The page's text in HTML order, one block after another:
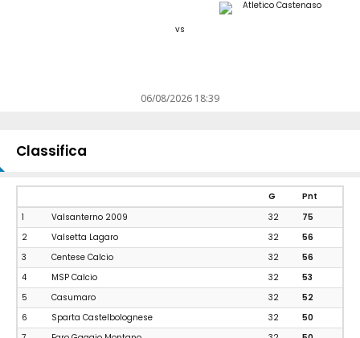
vs
06/08/2026 18:39
Classifica
G
Pnt
1
Valsanterno 2009 32
75
2
Valsetta Lagaro 32
56
3
Centese Calcio 32
56
4
MSP Calcio 32
53
5
Casumaro 32
52
6
Sparta Castelbolognese 32
50